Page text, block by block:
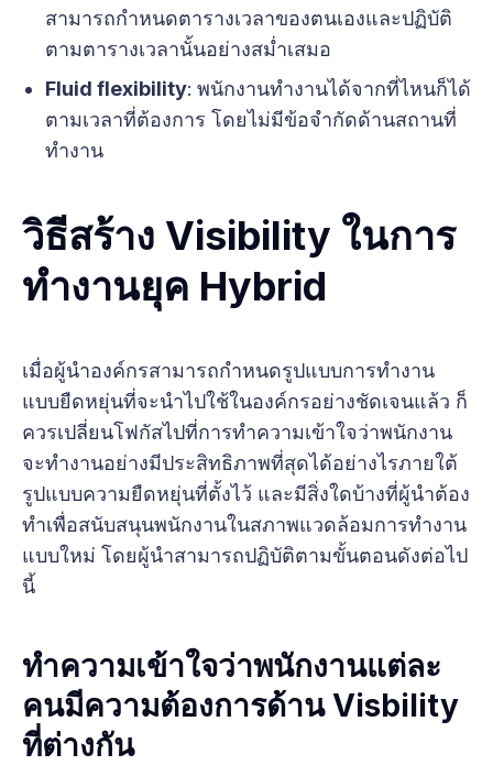
สามารถกำหนดตารางเวลาของตนเองและปฏิบัติ
ตามตารางเวลานั้นอย่างสม่ำเสมอ
Fluid flexibility: พนักงานทำงานได้จากที่ไหนก็ได้
ตามเวลาที่ต้องการ โดยไม่มีข้อจำกัดด้านสถานที่
ทำงาน
วิธีสร้าง Visibility ในการ
ทำงานยุค Hybrid
เมื่อผู้นำองค์กรสามารถกำหนดรูปแบบการทำงาน
แบบยืดหยุ่นที่จะนำไปใช้ในองค์กรอย่างชัดเจนแล้ว ก็
ควรเปลี่ยนโฟกัสไปที่การทำความเข้าใจว่าพนักงาน
จะทำงานอย่างมีประสิทธิภาพที่สุดได้อย่างไรภายใต้
รูปแบบความยืดหยุ่นที่ตั้งไว้ และมีสิ่งใดบ้างที่ผู้นำต้อง
ทำเพื่อสนับสนุนพนักงานในสภาพแวดล้อมการทำงาน
แบบใหม่ โดยผู้นำสามารถปฏิบัติตามขั้นตอนดังต่อไป
นี้
ทำความเข้าใจว่าพนักงานแต่ละ
คนมีความต้องการด้าน Visbility
ที่ต่างกัน